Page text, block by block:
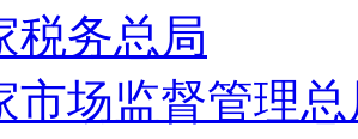
税务总局
市场监督管理